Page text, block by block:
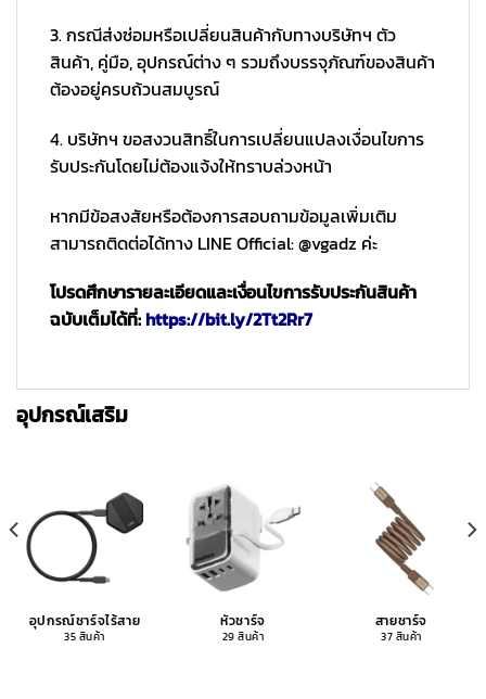
3. กรณีส่งซ่อมหรือเปลี่ยนสินค้ากับทางบริษัทฯ ตัว
สินค้า, คู่มือ, อุปกรณ์ต่าง ๆ รวมถึงบรรจุภัณฑ์ของสินค้า
ต้องอยู่ครบถ้วนสมบูรณ์
4. บริษัทฯ ขอสงวนสิทธิ์ในการเปลี่ยนแปลงเงื่อนไขการ
รับประกันโดยไม่ต้องแจ้งให้ทราบล่วงหน้า
หากมีข้อสงสัยหรือต้องการสอบถามข้อมูลเพิ่มเติม
สามารถติดต่อได้ทาง LINE Official: @vgadz ค่ะ
โปรดศึกษารายละเอียดและเงื่อนไขการรับประกันสินค้า
ฉบับเต็มได้ที่:https://bit.ly/2Tt2Rr7
อุปกรณ์เสริม
อุปกรณ์ชาร์จไร้สาย
35 สินค้า
หัวชาร์จ
29 สินค้า
สายชาร์จ
37 สินค้า